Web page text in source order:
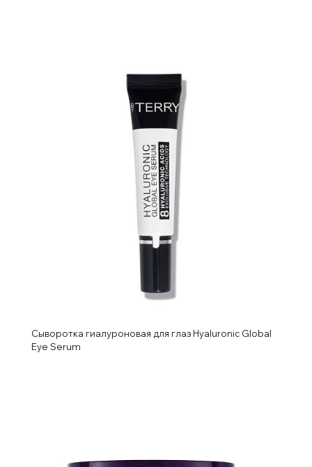
Сыворотка гиалуроновая для глаз Hyaluronic Global
Eye Serum